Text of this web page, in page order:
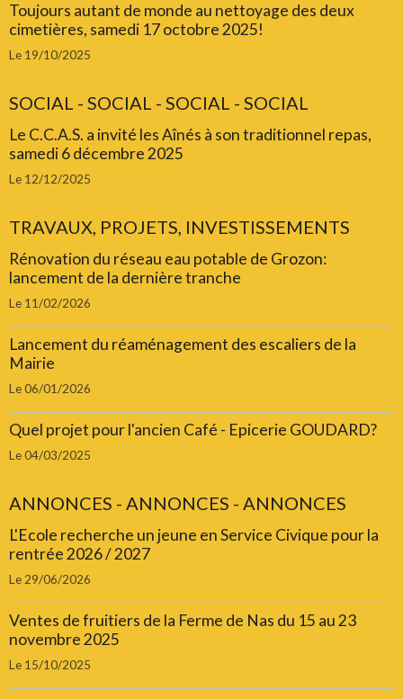
Toujours autant de monde au nettoyage des deux
cimetières, samedi 17 octobre 2025!
Le 19/10/2025
SOCIAL - SOCIAL - SOCIAL - SOCIAL
Le C.C.A.S. a invité les Aînés à son traditionnel repas,
samedi 6 décembre 2025
Le 12/12/2025
TRAVAUX, PROJETS, INVESTISSEMENTS
Rénovation du réseau eau potable de Grozon:
lancement de la dernière tranche
Le 11/02/2026
Lancement du réaménagement des escaliers de la
Mairie
Le 06/01/2026
Quel projet pour l'ancien Café - Epicerie GOUDARD?
Le 04/03/2025
ANNONCES - ANNONCES - ANNONCES
L'Ecole recherche un jeune en Service Civique pour la
rentrée 2026 / 2027
Le 29/06/2026
Ventes de fruitiers de la Ferme de Nas du 15 au 23
novembre 2025
Le 15/10/2025